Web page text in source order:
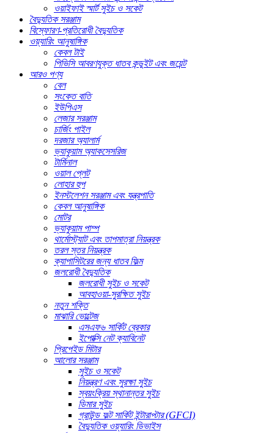
ওয়াইফাই স্মার্ট সুইচ ও সকেট
বৈদ্যুতিক সরঞ্জাম
বিস্ফোরণ-প্রতিরোধী বৈদ্যুতিক
ওয়্যারিং আনুষাঙ্গিক
কেবল টাই
পিভিসি আবরণযুক্ত ধাতব কন্ডুইট এবং জয়েন্ট
আরও পণ্য
বেল
সংকেত বাতি
ইউপিএস
লেজার সরঞ্জাম
চার্জিং পাইল
দরজার অ্যালার্ম
ভ্যাকুয়াম অ্যাকসেসরিজ
টার্মিনাল
ওয়াল প্লেট
লোহার হুপ
ইনস্টলেশন সরঞ্জাম এবং যন্ত্রপাতি
কেবল আনুষাঙ্গিক
মোটর
ভ্যাকুয়াম পাম্প
থার্মোস্ট্যাট এবং তাপমাত্রা নিয়ন্ত্রক
তরল স্তর নিয়ন্ত্রক
ক্যাপাসিটরের জন্য ধাতব ফিল্ম
জলরোধী বৈদ্যুতিক
জলরোধী সুইচ ও সকেট
আবহাওয়া-সুরক্ষিত সুইচ
নতুন শক্তি
মাঝারি ভোল্টেজ
এসএফ৬ সার্কিট ব্রেকার
ইপোক্সি নেট ক্যাবিনেট
প্রিপেইড মিটার
আলোর সরঞ্জাম
সুইচ ও সকেট
নিয়ন্ত্রণ এবং সুরক্ষা সুইচ
স্বয়ংক্রিয় স্থানান্তর সুইচ
ডিমার সুইচ
গ্রাউন্ড ফল্ট সার্কিট ইন্টারাপ্টার (GFCI)
বৈদ্যুতিক ওয়্যারিং ডিভাইস